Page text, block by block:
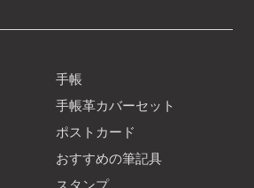
手帳
手帳革カバーセット
ポストカード
おすすめの筆記具
スタンプ